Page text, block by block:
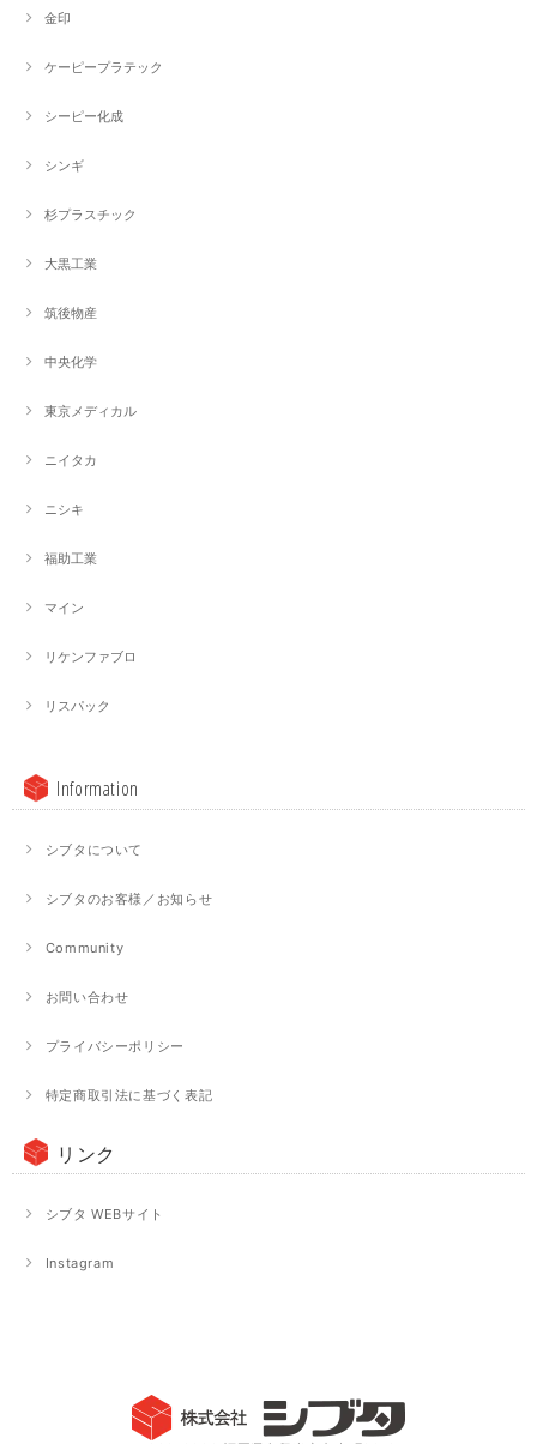
金印
ケーピープラテック
シーピー化成
シンギ
杉プラスチック
大黒工業
筑後物産
中央化学
東京メディカル
ニイタカ
ニシキ
福助工業
マイン
リケンファブロ
リスパック
Information
シブタについて
シブタのお客様／お知らせ
Community
お問い合わせ
プライバシーポリシー
特定商取引法に基づく表記
リンク
シブタ WEBサイト
Instagram